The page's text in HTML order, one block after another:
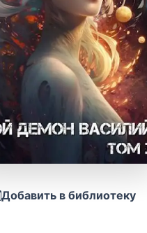
Добавить в библиотеку